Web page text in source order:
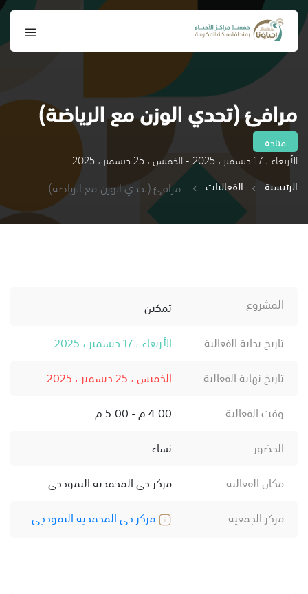
مرافئ (تحدي الوزن مع الرياضة)
متاحة
الأربعاء ، 17 ديسمبر ، 2025 - الخميس ، 25 ديسمبر ، 2025
الرئيسية
الفعاليات مرافئ (تحدي الوزن مع الرياضة)
المشروع
تمكين
تاريخ بداية الفعالية
الأربعاء ، 17 ديسمبر ، 2025
تاريخ نهاية الفعالية
الخميس ، 25 ديسمبر ، 2025
وقت الفعالية
4:00 م - 5:00 م
الحضور
نساء
مكان الفعالية
مركز حي المحمدية النموذجي
مركز الجمعية
مركز حي المحمدية النموذجي